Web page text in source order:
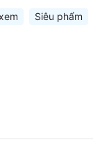
Siêu phẩm